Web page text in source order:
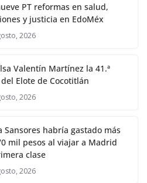
PT reformas en salud,
y justicia en EdoMéx
2026
Valentín Martínez la 41.ª
Elote de Cocotitlán
2026
Sansores habría gastado más
mil pesos al viajar a Madrid
clase
2026